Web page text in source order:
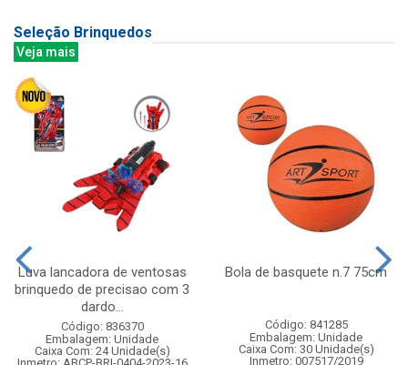
Seleção Brinquedos
Veja mais
Luva lancadora de ventosas
brinquedo de precisao com 3
dardo...
Código: 836370
Embalagem: Unidade
Caixa Com: 24 Unidade(s)
Bola de basquete n.7 75cm
Código: 841285
Embalagem: Unidade
Caixa Com: 30 Unidade(s)
Inmetro: 007517/2019